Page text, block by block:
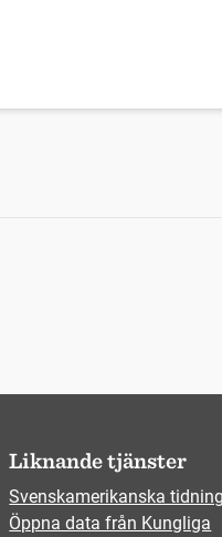
Liknande tjänster
Svenskamerikanska
Öppna data från Kungliga